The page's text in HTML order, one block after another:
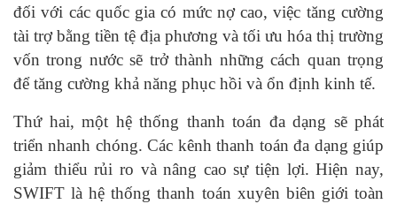
đối với các quốc gia có mức nợ cao, việc tăng cường
tài trợ bằng tiền tệ địa phương và tối ưu hóa thị trường
vốn trong nước sẽ trở thành những cách quan trọng
để tăng cường khả năng phục hồi và ổn định kinh tế.
Thứ hai, một hệ thống thanh toán đa dạng sẽ phát
triển nhanh chóng. Các kênh thanh toán đa dạng giúp
giảm thiểu rủi ro và nâng cao sự tiện lợi. Hiện nay,
SWIFT là hệ thống thanh toán xuyên biên giới toàn